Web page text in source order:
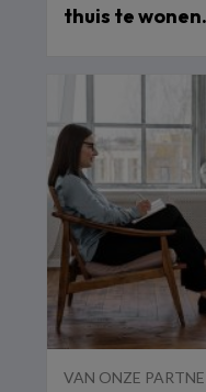
thuis te wonen.
VAN ONZE